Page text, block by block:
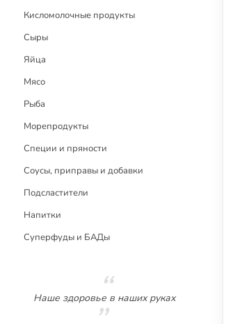
Кисломолочные продукты
Сыры
Яйца
Мясо
Рыба
Морепродукты
Специи и пряности
Соусы, приправы и добавки
Подсластители
Напитки
Суперфуды и БАДы
Наше здоровье в наших руках